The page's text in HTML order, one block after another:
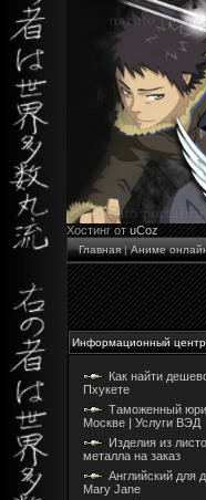
Хостинг отuCoz
Главная|Аниме
Информационный
Как найти
Пхукете
Таможенный
Москве | Услуги ВЭД
Изделия из
металла на заказ
Английский для
Mary Jane